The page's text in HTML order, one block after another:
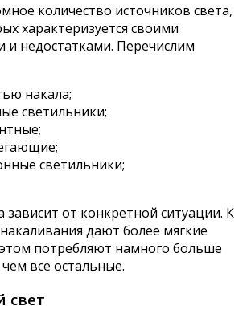
количество источников света,
характеризуется своими
недостатками. Перечислим
накала;
светильники;
светильники;
зависит от конкретной ситуации. К
дают более мягкие
потребляют намного больше
все остальные.
свет